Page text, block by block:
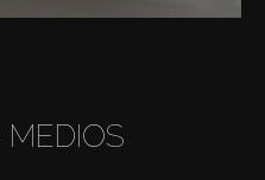
MEDIOS